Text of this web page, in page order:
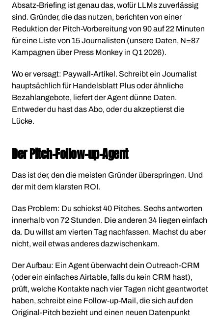
Absatz-Briefing ist genau das, wofür LLMs zuverlässig
sind. Gründer, die das nutzen, berichten von einer
Reduktion der Pitch-Vorbereitung von 90 auf 22 Minuten
für eine Liste von 15 Journalisten (unsere Daten, N=87
Kampagnen über Press Monkey in Q1 2026).
Wo er versagt: Paywall-Artikel. Schreibt ein Journalist
hauptsächlich für Handelsblatt Plus oder ähnliche
Bezahlangebote, liefert der Agent dünne Daten.
Entweder du hast das Abo, oder du akzeptierst die
Lücke.
Der Pitch-Follow-up-Agent
Das ist der, den die meisten Gründer überspringen. Und
der mit dem klarsten ROI.
Das Problem: Du schickst 40 Pitches. Sechs antworten
innerhalb von 72 Stunden. Die anderen 34 liegen einfach
da. Du willst am vierten Tag nachfassen. Machst du aber
nicht, weil etwas anderes dazwischenkam.
Der Aufbau: Ein Agent überwacht dein Outreach-CRM
(oder ein einfaches Airtable, falls du kein CRM hast),
prüft, welche Kontakte nach vier Tagen nicht geantwortet
haben, schreibt eine Follow-up-Mail, die sich auf den
Original-Pitch bezieht und einen neuen Datenpunkt